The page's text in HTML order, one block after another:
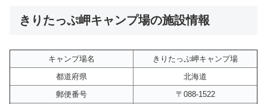
きりたっぷ岬キャンプ場の施設情報
キャンプ場名
きりたっぷ岬キャンプ場
都道府県
北海道
郵便番号
〒088-1522